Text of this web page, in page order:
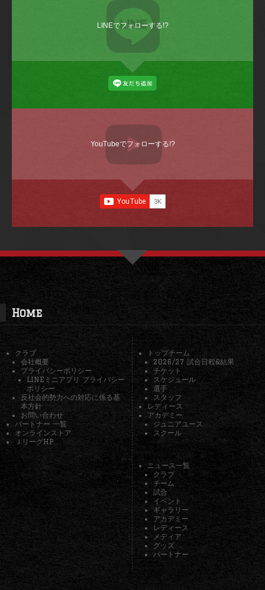
LINEでフォローする!?
YouTubeでフォローする!?
Home
クラブ
会社概要
プライバシーポリシー
LINEミニアプリ プライバシー
ポリシー
反社会的勢力への対応に係る基
本方針
お問い合わせ
パートナー 一覧
オンラインストア
ＪリーグHP
トップチーム
2026/27 試合日程&結果
チケット
スケジュール
選手
スタッフ
レディース
アカデミー
ジュニアユース
スクール
ニュース一覧
クラブ
チーム
試合
イベント
ギャラリー
アカデミー
レディース
メディア
グッズ
パートナー